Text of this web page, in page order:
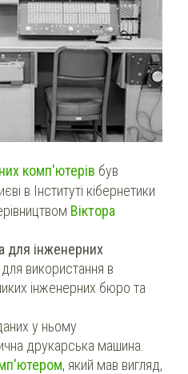
комп'ютерів був
в Інституті кібернетики
Віктора
для інженерних
використання в
інженерних бюро та
у ньому
друкарська машина.
, який мав вигляд,